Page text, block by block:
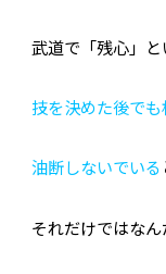
トより承ります）
限定品・特別仕様
武道で「残心」
技を決めた後で
油断しないでいる
それだけではなん